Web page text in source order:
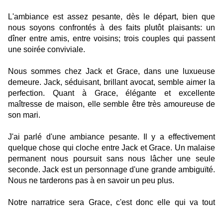
L'ambiance est assez pesante, dès le départ, bien que
nous soyons confrontés à des faits plutôt plaisants: un
dîner entre amis, entre voisins; trois couples qui passent
une soirée conviviale.
Nous sommes chez Jack et Grace, dans une luxueuse
demeure. Jack, séduisant, brillant avocat, semble aimer la
perfection. Quant à Grace, élégante et excellente
maîtresse de maison, elle semble être très amoureuse de
son mari.
J'ai parlé d'une ambiance pesante. Il y a effectivement
quelque chose qui cloche entre Jack et Grace. Un malaise
permanent nous poursuit sans nous lâcher une seule
seconde. Jack est un personnage d'une grande ambiguïté.
Nous ne tarderons pas à en savoir un peu plus.
Notre narratrice sera Grace, c'est donc elle qui va tout